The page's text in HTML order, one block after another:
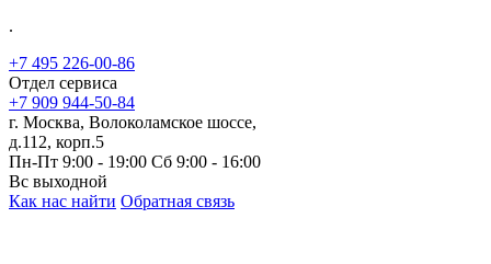
.
+7 495 226-00-86
Отдел сервиса
+7 909 944-50-84
г. Москва, Волоколамское шоссе,
д.112, корп.5
Пн-Пт 9:00 - 19:00 Сб 9:00 - 16:00
Вс выходной
Как нас найти Обратная связь